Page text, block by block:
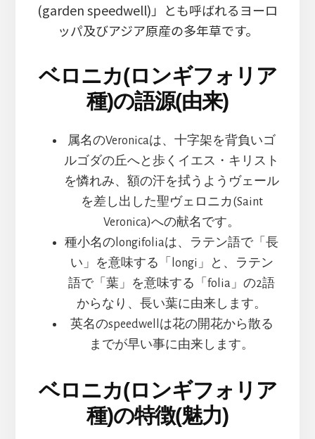
(garden speedwell)」とも呼ばれるヨーロ
ッパ及びアジア原産の多年草です。
ベロニカ(ロンギフォリア
種)の語源(由来)
属名のVeronicaは、十字架を背負いゴ
ルゴダの丘へと歩くイエス・キリスト
を憐れみ、額の汗を拭うようヴェール
を差し出した聖ヴェロニカ(Saint
Veronica)への献名です。
種小名のlongifoliaは、ラテン語で「長
い」を意味する「longi」と、ラテン
語で「葉」を意味する「folia」の2語
からなり、長い葉に由来します。
英名のspeedwellは花の開花から散る
までが早い事に由来します。
ベロニカ(ロンギフォリア
種)の特徴(魅力)